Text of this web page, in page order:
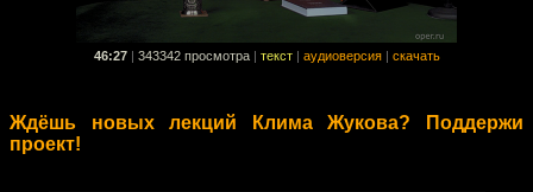
46:27 343342 просмотра текст аудиоверсия скачать
Ждёшь новых лекций Клима Жукова? Поддержи
проект!